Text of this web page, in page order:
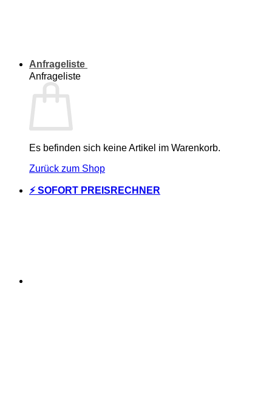
Anfrageliste
Anfrageliste
Es befinden sich keine Artikel im Warenkorb.
Zurück zum Shop
⚡ SOFORT PREISRECHNER